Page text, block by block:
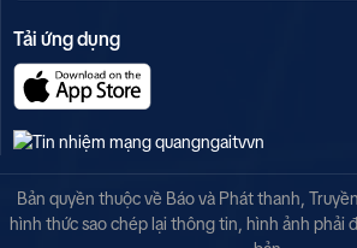
Tải ứng dụng
Bản quyền thuộc về Báo và Phát thanh,
hình thức sao chép lại thông tin, hình ảnh phải